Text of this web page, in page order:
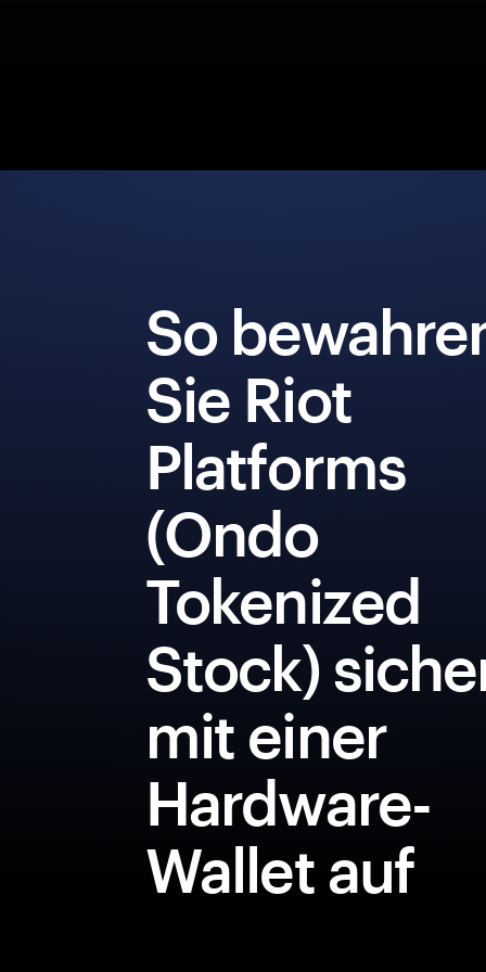
So
Sie Riot
Platforms
(Ondo
Tokenized
Stock)
mit einer
Hardware-
Wallet auf